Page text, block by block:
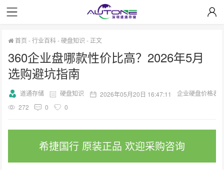
首页 -行业百科-硬盘知识 - 正文
360企业盘哪款性价比高？2026年5月
选购避坑指南
道通存储 硬盘知识 2026年05月20日 16:47:11
企业硬盘价格表
272
0 0
希捷国行 原装正品 欢迎采购咨询